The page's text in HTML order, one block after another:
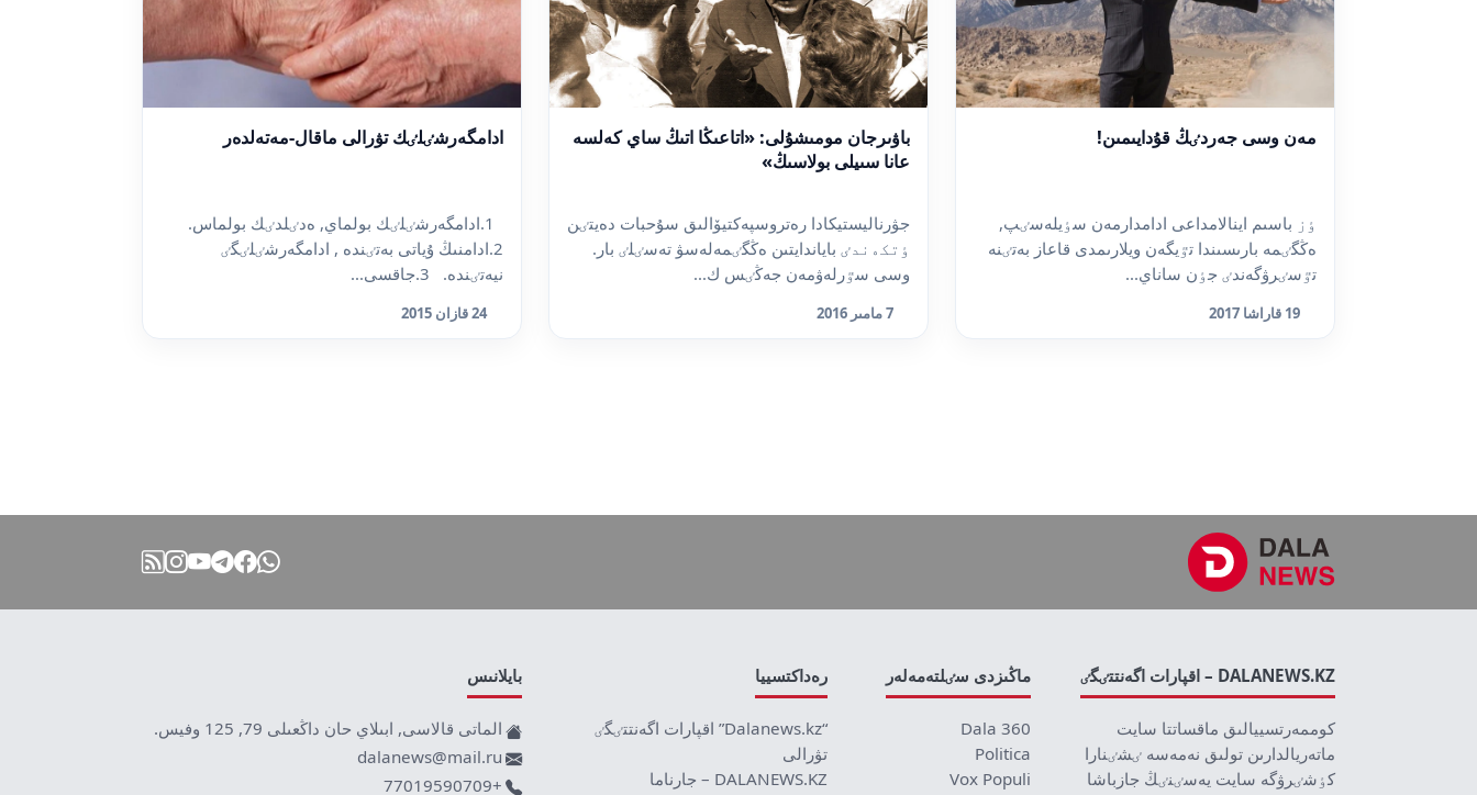
مەن وسى جەردٸڭ قۇدايىمىن!
ٶز باسىم اينالامداعى ادامدارمەن سٶيلەسٸپ,
ەڭگٸمە بارىسىندا تٷيگەن ويلارىمدى قاعاز بەتٸنە
تٷسٸرۋگەندٸ جٶن ساناي...
19 قاراشا 2017
باۋىرجان مومىشۇلى: «اتاعىڭا اتىڭ ساي كەلسە
عانا سىيلى بولاسىڭ»
جۋرناليستيكادا رەتروسپەكتيۆالىق سۇحبات دەيتٸن
ٶتكەندٸ باياندايتىن ەڭگٸمەلەسۋ تەسٸلٸ بار.
وسى سٷرلەۋمەن جەڭٸس ك...
7 مامىر 2016
ادامگەرشٸلٸك تۋرالى ماقال-مەتەلدەر
2.ادامنىڭ ۇياتى بەتٸندە , ادامگەرشٸلٸگٸ
نيەتٸندە. 3.جاقسى...
24 قازان 2015
DALANEWS.KZ – اقپارات اگەنتتٸگٸ
كوممەرتسييالىق ماقساتتا سايت
ماتەريالدارىن تولىق نەمەسە ٸشٸنارا
كٶشٸرۋگە سايت يەسٸنٸڭ جازباشا
ماڭىزدى سٸلتەمەلەر
Dala 360
Politica
Vox Populi
رەداكتسييا
“Dalanews.kz” اقپارات اگەنتتٸگٸ
تۋرالى
DALANEWS.KZ – جارناما
بايلانىس
الماتى قالاسى, ابىلاي حان داڭعىلى 79, 125 وفيس.
dalanews@mail.ru
+77019590709